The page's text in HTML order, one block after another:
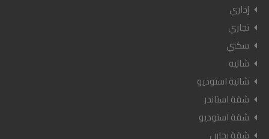
إداري
تجاري
سكني
شاليه
شالية استوديو
شقة استاندر
شقة استوديو
شقة بجارن